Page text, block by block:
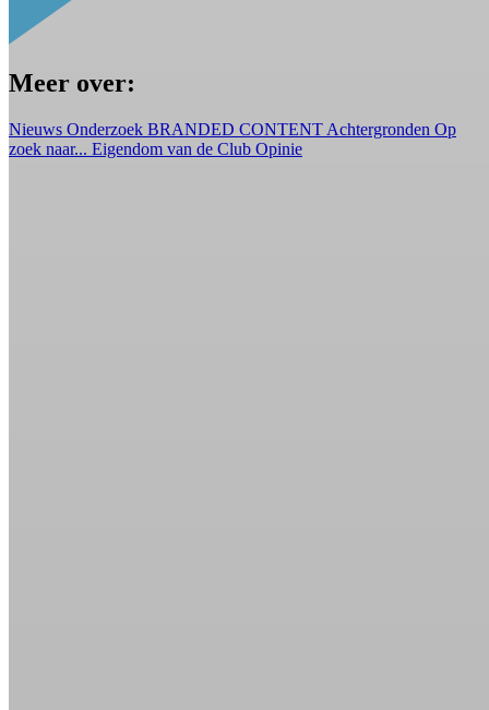
Meer over:
Nieuws Onderzoek BRANDED CONTENT Achtergronden Op
zoek naar... Eigendom van de Club Opinie